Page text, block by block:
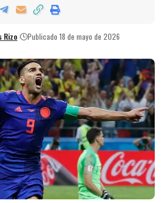
Rizo Publicado 18 de mayo de 2026